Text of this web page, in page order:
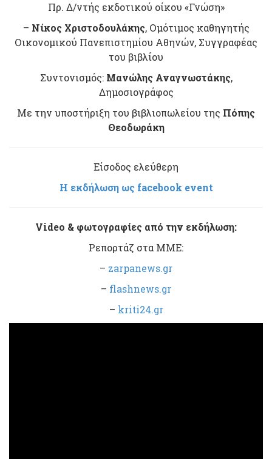
Πρ. Δ/ντής εκδοτικού οίκου «Γνώση»
– Νίκος Χριστοδουλάκης, Ομότιμος καθηγητής
Οικονομικού Πανεπιστημίου Αθηνών, Συγγραφέας
του βιβλίου
Συντονισμός: Μανώλης Αναγνωστάκης,
Δημοσιογράφος
Με την υποστήριξη του βιβλιοπωλείου της Πόπης
Θεοδωράκη
Είσοδος ελεύθερη
H εκδήλωση ως facebook event
Video & φωτογραφίες από την εκδήλωση:
Ρεπορτάζ στα ΜΜΕ:
– zarpanews.gr
– flashnews.gr
– kriti24.gr